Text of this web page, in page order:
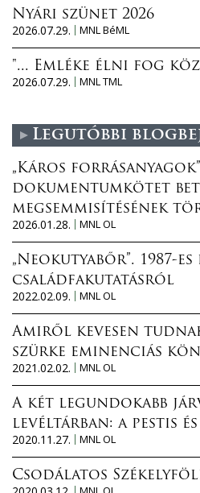
Nyári szünet 2026
2026.07.29.
MNL BéML
"... Emléke élni fog
2026.07.29.
MNL TML
Legutóbbi
„Káros
dokumentumkötet
megsemmisítésének
2026.01.28.
MNL OL
„Neokutyabőr”. 1987-
családfakutatásról
2022.02.09.
MNL OL
Amiről kevesen
szürke eminenciás
2021.02.02.
MNL OL
A két legundokabb
levéltárban: a pestis
2020.11.27.
MNL OL
Csodálatos